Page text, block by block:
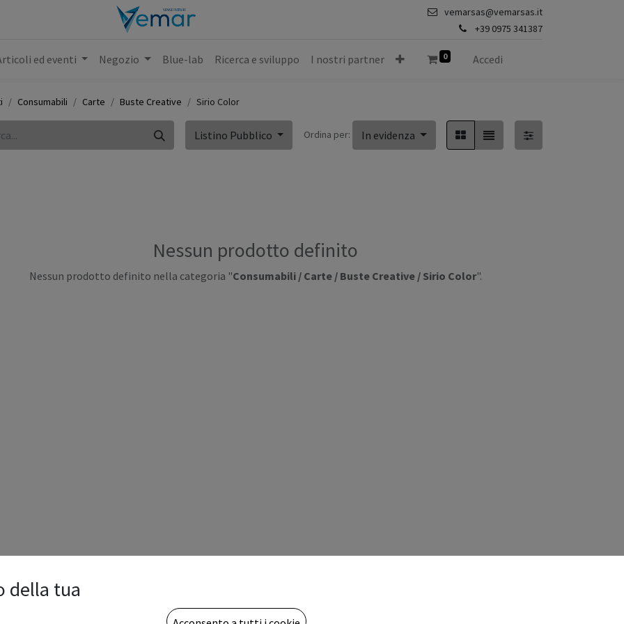
vemarsas@vemarsas.it
+39 0975 341387
ed eventi Negozio Blue-lab Ricerca e sviluppo I nostri partner 0 Accedi
Consumabili Carte Buste Creative Sirio Color
Listino Pubblico Ordina per: In evidenza
Nessun prodotto definito
Nessun prodotto definito nella categoria "Consumabili / Carte / Buste Creative / Sirio Color".
della tua